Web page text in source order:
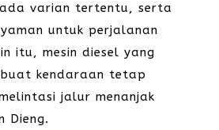
varian tertentu, serta
untuk perjalanan
itu, mesin diesel yang
kendaraan tetap
jalur menanjak
Dieng.